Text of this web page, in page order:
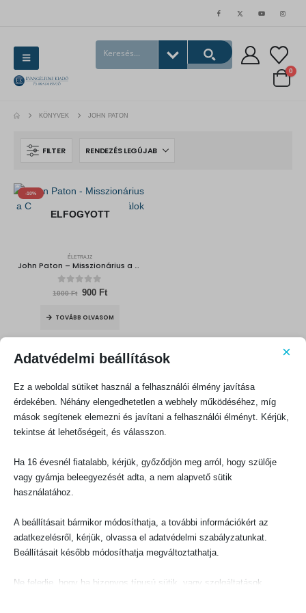
0
KÖNYVEK JOHN PATON
FILTER
-10%
ELFOGYOTT
ÉLETRAJZ
John Paton – Misszionárius a Csendes-óceáni kannibálok között
0out of 5
1000Ft
Original
1000 Ft.
900 FtCurrent
900 Ft.
TOVÁBB OLVASOM
KAPCSOLATFELVÉTEL
CÍM:
1066 Budapest, Ó utca 16.
TELEFON:
EMAIL:
rendeles@evangeliumikiado.hu
Adatvédelmi beállítások ×
Ez a weboldal sütiket használ a felhasználói élmény javítása
érdekében. Néhány elengedhetetlen a webhely működéséhez, míg
mások segítenek elemezni és javítani a felhasználói élményt. Kérjük,
tekintse át lehetőségeit, és válasszon.
Ha 16 évesnél fiatalabb, kérjük, győződjön meg arról, hogy szülője
vagy gyámja beleegyezését adta, a nem alapvető sütik
használatához.
A beállításait bármikor módosíthatja, a további információkért az
adatkezelésről, kérjük, olvassa el adatvédelmi szabályzatunkat.
Beállításait később módosíthatja megváltoztathatja.
Ne feledje, hogy ha bizonyos típusú sütik, vagy szolgáltatások